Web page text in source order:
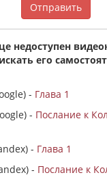
Отправить
недоступен
его
- Глава 1
- Послание к
- Глава 1
- Послание к